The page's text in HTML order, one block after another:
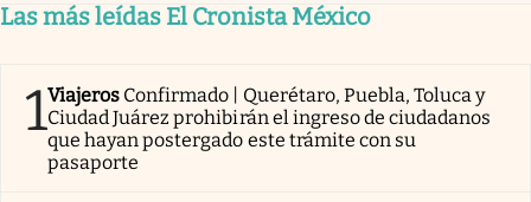
Las más leídas El Cronista México
1Viajeros Confirmado | Querétaro, Puebla, Toluca y
Ciudad Juárez prohibirán el ingreso de ciudadanos
que hayan postergado este trámite con su
pasaporte